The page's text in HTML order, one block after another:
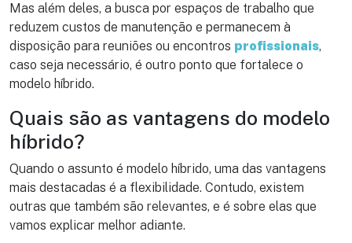
Mas além deles, a busca por espaços de trabalho que
reduzem custos de manutenção e permanecem à
disposição para reuniões ou encontros profissionais,
caso seja necessário, é outro ponto que fortalece o
modelo híbrido.
Quais são as vantagens do modelo
híbrido?
Quando o assunto é modelo híbrido, uma das vantagens
mais destacadas é a flexibilidade. Contudo, existem
outras que também são relevantes, e é sobre elas que
vamos explicar melhor adiante.